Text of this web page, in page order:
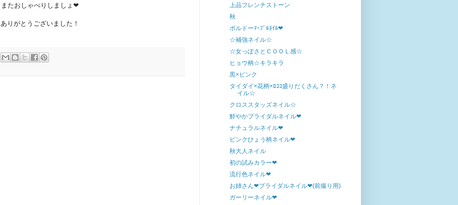
またおしゃべりしましょ❤
ありがとうございました！
上品フレンチストーン
秋
ボルドーﾏｰﾌﾞﾙﾈｲﾙ❤
☆補強ネイル☆
☆女っぽさとＣＯＯＬ感☆
ヒョウ柄☆キラキラ
黒×ピンク
タイダイ×花柄×ﾛｺｺ盛りだくさん？！ネ
イル☆
クロススタッズネイル☆
鮮やかブライダルネイル❤
ナチュラルネイル❤
ピンクひょう柄ネイル❤
秋大人ネイル
初の試みカラー❤
流行色ネイル❤
お姉さん❤ブライダルネイル❤(前撮り用)
ガーリーネイル❤